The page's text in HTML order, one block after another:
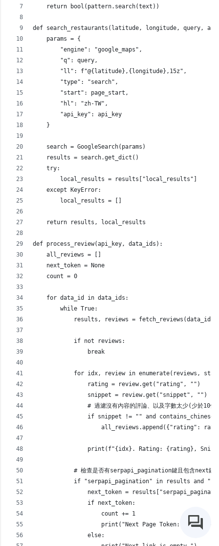
    return bool(pattern.search(text))
def search_restaurants(latitude, longitude, query,
    params = {
        "engine": "google_maps",
        "q": query,
        "ll": f"@{latitude},{longitude},15z",
        "type": "search",
        "start": page_start,
        "hl": "zh-TW",
        "api_key": api_key
    }
    search = GoogleSearch(params)
    results = search.get_dict()
    try:
        local_results = results["local_results"]
    except KeyError:
        local_results = []
    return results, local_results
def process_review(api_key, data_ids):
    all_reviews = []
    next_token = None
    count = 0
    for data_id in data_ids:
        while True:
results, reviews = fetch_reviews(data_id,
            if not reviews:
                break
for idx, review in enumerate(reviews,
                rating = review.get("rating", "")
                snippet = review.get("snippet", "")
# 過濾沒有內容的評論、以及字數太少(少於10個
if snippet != "" and
all_reviews.append({"rating":
print(f"{idx}. Rating: {rating},
            # 檢查是否有serpapi_pagination鍵且包含next鍵
if "serpapi_pagination" in results and
next_token =
                if next_token:
                    count += 1
print("Next Page Token:",
                else: